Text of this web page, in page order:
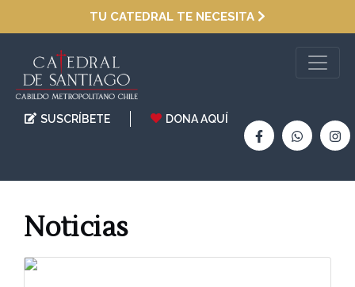
TU CATEDRAL TE NECESITA
SUSCRÍBETE DONA AQUÍ
Noticias